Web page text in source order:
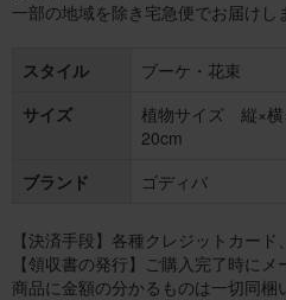
一部の地域を除き宅急便でお届けし
スタイル
ブーケ・花束
サイズ
植物サイズ 縦×横
20cm
ブランド
ゴディバ
【決済手段】各種クレジットカー
【領収書の発行】ご購入完了時にメ
商品に金額の分かるものは一切同梱